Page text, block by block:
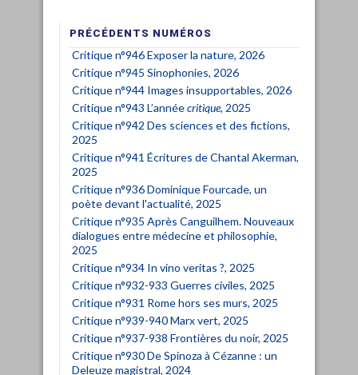
PRÉCÉDENTS NUMÉROS
Critique n°946 Exposer la nature, 2026
Critique n°945 Sinophonies, 2026
Critique n°944 Images insupportables, 2026
Critique n°943 L’annéecritique, 2025
Critique n°942 Des sciences et des fictions,
2025
Critique n°941 Écritures de Chantal Akerman,
2025
Critique n°936 Dominique Fourcade, un
poète devant l'actualité, 2025
Critique n°935 Après Canguilhem. Nouveaux
dialogues entre médecine et philosophie,
2025
Critique n°934 In vino veritas ?, 2025
Critique n°932-933 Guerres civiles, 2025
Critique n°931 Rome hors ses murs, 2025
Critique n°939-940 Marx vert, 2025
Critique n°937-938 Frontières du noir, 2025
Critique n°930 De Spinoza à Cézanne : un
Deleuze magistral, 2024